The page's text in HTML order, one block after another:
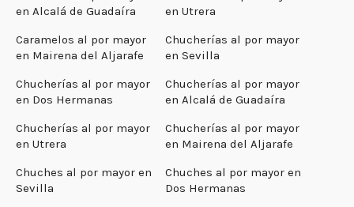
en Alcalá de Guadaíra
en Utrera
Caramelos al por mayor
en Mairena del Aljarafe
Chucherías al por mayor
en Sevilla
Chucherías al por mayor
en Dos Hermanas
Chucherías al por mayor
en Alcalá de Guadaíra
Chucherías al por mayor
en Utrera
Chucherías al por mayor
en Mairena del Aljarafe
Chuches al por mayor en
Sevilla
Chuches al por mayor en
Dos Hermanas